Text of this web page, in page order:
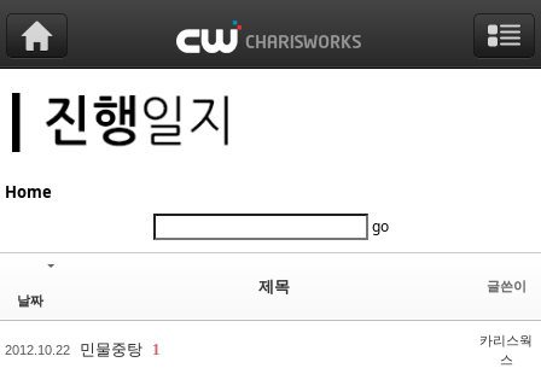
Home
go
날짜
제목 글쓴이
2012.10.22 민물중탕 1
카리스웍
스